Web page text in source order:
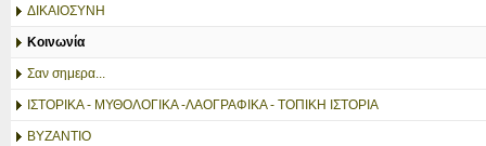
ΔΙΚΑΙΟΣΥΝΗ
Κοινωνία
Σαν σημερα...
ΙΣΤΟΡΙΚΑ - ΜΥΘΟΛΟΓΙΚΑ -ΛΑΟΓΡΑΦΙΚΑ - ΤΟΠΙΚΗ ΙΣΤΟΡΙΑ
ΒΥΖΑΝΤΙΟ